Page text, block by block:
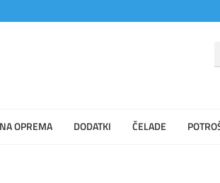
OPREMA DODATKI ČELADE